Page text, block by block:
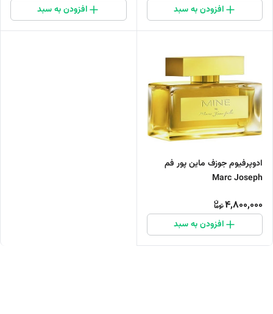
افزودن به سبد افزودن به سبد
ادوپرفیوم جوزف ماین پور فم
Marc Joseph
4,800,000
افزودن به سبد